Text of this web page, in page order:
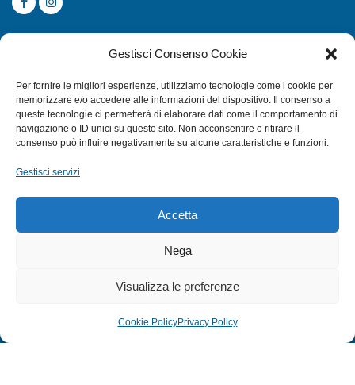
Gestisci Consenso Cookie
Per fornire le migliori esperienze, utilizziamo tecnologie come i cookie per
memorizzare e/o accedere alle informazioni del dispositivo. Il consenso a
queste tecnologie ci permetterà di elaborare dati come il comportamento di
navigazione o ID unici su questo sito. Non acconsentire o ritirare il
consenso può influire negativamente su alcune caratteristiche e funzioni.
Gestisci servizi
Accetta
Nega
Visualizza le preferenze
Cookie PolicyPrivacy Policy
CATEGORIE
MULINELLI
CANNE
ACCESSORI NAUTICI
TERMINI E CONDIZIONI